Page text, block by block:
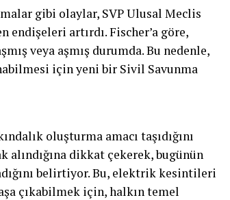
gibi olaylar, SVP Ulusal Meclis
artırdı. Fischer’a göre,
veya aşmış durumda. Bu nedenle,
için yeni bir Sivil Savunma
oluşturma amacı taşıdığını
dikkat çekerek, bugünün
belirtiyor. Bu, elektrik kesintileri
çıkabilmek için, halkın temel